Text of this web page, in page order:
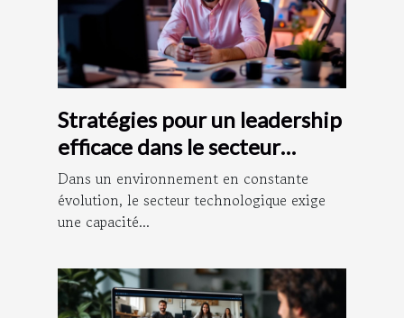
Stratégies pour un leadership
efficace dans le secteur
technologique
Dans un environnement en constante
évolution, le secteur technologique exige
une capacité...